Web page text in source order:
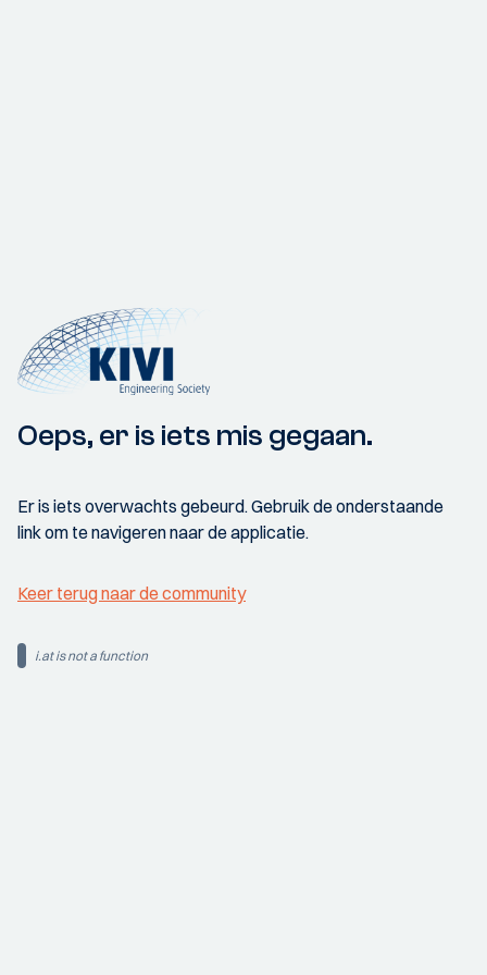
Oeps, er is iets mis gegaan.
Er is iets overwachts gebeurd. Gebruik de onderstaande
link om te navigeren naar de applicatie.
Keer terug naar de community
i.at is not a function